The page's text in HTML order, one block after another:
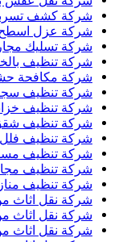
شركة كشف
شركة عزل اسطح
شركة تسليك
شركة تنظيف
شركة مكافحة
شركة تنظيف
شركة تنظيف
شركة تنظيف
شركة تنظيف فلل
شركة تنظيف
شركة تنظيف
شركة تنظيف
شركة نقل اثاث
شركة نقل اثاث
شركة نقل اثاث